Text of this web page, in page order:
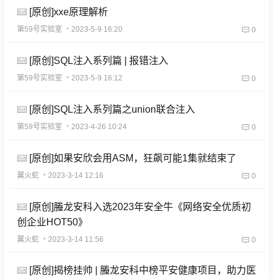
[原创]xxe原理解析
第59号实验室 ・2023-5-9 16:20 0
[原创]SQL注入系列篇 | 报错注入
第59号实验室 ・2023-5-9 16:12 0
[原创]SQL注入系列篇之union联合注入
第59号实验室 ・2023-4-26 10:24 0
[原创]如果安欣会用ASM，狂飙可能1集就结束了
翼火蛇 ・2023-3-14 12:16 0
[原创]螣龙安科入选2023年安全牛《网络安全优质初
创企业HOT50》
翼火蛇 ・2023-3-14 11:56 0
[原创]揭榜挂帅 | 螣龙安科中榜平安健康项目，助力医